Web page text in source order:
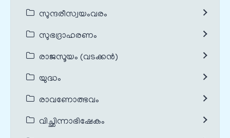
സുന്ദരീസ്വയംവരം
സുഭദ്രാഹരണം
രാജസൂയം (വടക്കൻ)
യുദ്ധം
രാവണോത്ഭവം
വിച്ഛിന്നാഭിഷേകം